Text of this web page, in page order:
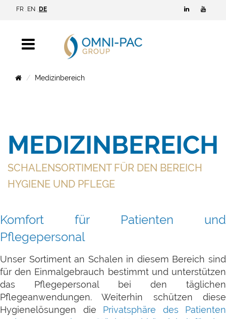
FR EN DE
Medizinbereich
MEDIZINBEREICH
SCHALENSORTIMENT FÜR DEN BEREICH
HYGIENE UND PFLEGE
Komfort für Patienten und
Pflegepersonal
Unser Sortiment an Schalen in diesem Bereich sind
für den Einmalgebrauch bestimmt und unterstützen
das Pflegepersonal bei den täglichen
Pflegeanwendungen. Weiterhin schützen diese
Hygienelösungen die
Privatsphäre des Patienten